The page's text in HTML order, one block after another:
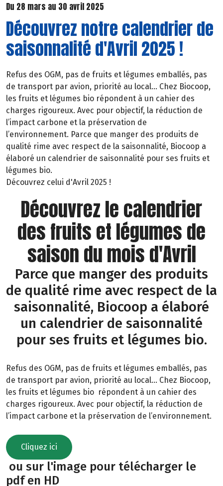
Du 28 mars au 30 avril 2025
Découvrez notre calendrier de
saisonnalité d'Avril 2025 !
Refus des OGM, pas de fruits et légumes emballés, pas
de transport par avion, priorité au local… Chez Biocoop,
les fruits et légumes bio répondent à un cahier des
charges rigoureux. Avec pour objectif, la réduction de
l’impact carbone et la préservation de
l’environnement. Parce que manger des produits de
qualité rime avec respect de la saisonnalité, Biocoop a
élaboré un calendrier de saisonnalité pour ses fruits et
légumes bio.
Découvrez celui d'Avril 2025 !
Découvrez le calendrier
des fruits et légumes de
saison du mois d'Avril
Parce que manger des produits
de qualité rime avec respect de la
saisonnalité, Biocoop a élaboré
un calendrier de saisonnalité
pour ses fruits et légumes bio.
Refus des OGM, pas de fruits et légumes emballés, pas
de transport par avion, priorité au local… Chez Biocoop,
les fruits et légumes bio répondent à un cahier des
charges rigoureux. Avec pour objectif, la réduction de
l’impact carbone et la préservation de l’environnement.
Cliquez ici
ou sur l'image pour télécharger le
pdf en HD